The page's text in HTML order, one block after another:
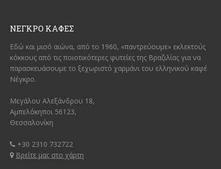
ΝΕΓΚΡΟ ΚΑΦΕΣ
Εδώ και μισό αιώνα, από το 1960, «παντρεύουμε» εκλεκτούς
κόκκους από τις ποιοτικότερες φυτείες της Βραζιλίας για να
παρασκευάσουμε το ξεχωριστό χαρμάνι του ελληνικού καφέ
Νέγκρο.
Μεγάλου Αλεξάνδρου 18,
Αμπελόκηποι 56123,
Θεσσαλονίκη
+30 2310 732722
Βρείτε μας στο χάρτη